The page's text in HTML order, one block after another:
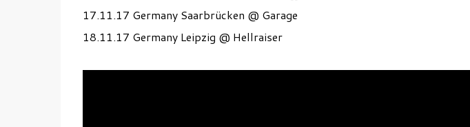
17.11.17 Germany Saarbrücken @ Garage
18.11.17 Germany Leipzig @ Hellraiser